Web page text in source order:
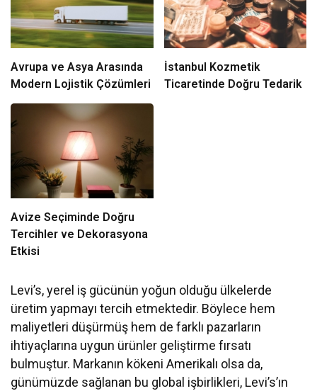
Avrupa ve Asya Arasında
Modern Lojistik Çözümleri
İstanbul Kozmetik
Ticaretinde Doğru Tedarik
Avize Seçiminde Doğru
Tercihler ve Dekorasyona
Etkisi
Levi’s, yerel iş gücünün yoğun olduğu ülkelerde
üretim yapmayı tercih etmektedir. Böylece hem
maliyetleri düşürmüş hem de farklı pazarların
ihtiyaçlarına uygun ürünler geliştirme fırsatı
bulmuştur. Markanın kökeni Amerikalı olsa da,
günümüzde sağlanan bu global işbirlikleri, Levi’s’ın